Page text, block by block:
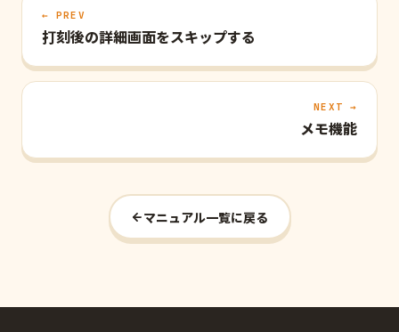
← PREV
打刻後の詳細画面をスキップする
NEXT →
メモ機能
マニュアル一覧に戻る